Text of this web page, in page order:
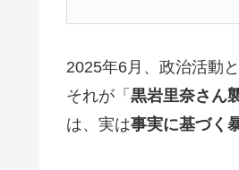
2025年6月、政治活動
それが「 黒岩里奈さん
は、実は事実に基づく